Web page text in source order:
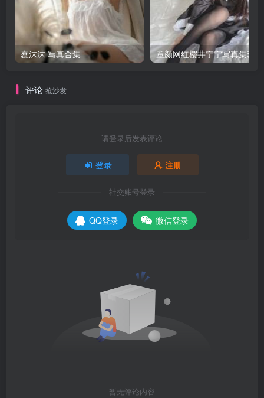
蠢沫沫 写真合集 童颜网红樱井宁宁写真集套图
评论 抢沙发
请登录后发表评论
登录 注册
社交账号登录
QQ登录 微信登录
暂无评论内容